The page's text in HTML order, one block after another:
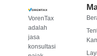
VorenTax
adalah
jasa
konsultasi